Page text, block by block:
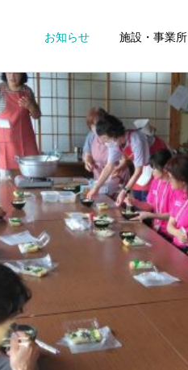
お知らせ 施設・事業所
訪問看護ステーション